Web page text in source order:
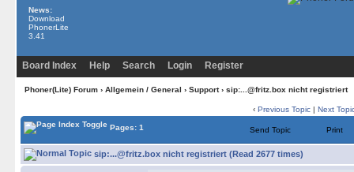
News:
Download
PhonerLite
3.41
Board Index Help Search Login Register
Phoner(Lite) Forum› Allgemein / General › Support› sip:...@fritz.box nicht registriert
‹ Previous Topic | Next
Pages: 1 Send Topic Print
sip:...@fritz.box nicht registriert (Read 2677 times)